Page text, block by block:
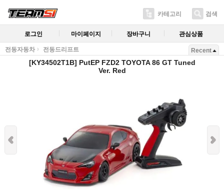
카테고리 검색
로그인 마이페이지 장바구니 관심상품
전동자동차 전동드리프트 Recent
[KY34502T1B] PutEP FZD2 TOYOTA 86 GT Tuned
Ver. Red